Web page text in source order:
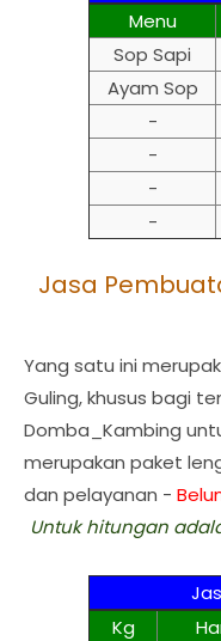
Menu
Sop Sapi
Ayam Sop
-
-
-
-
Jasa
Yang satu ini
Guling, khusus bagi
Domba_Kambing
merupakan paket
dan pelayanan -
Untuk hitungan
Kg